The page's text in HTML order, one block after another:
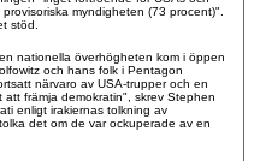
myndigheten (73 procent)".
stöd.
nationella överhögheten kom i öppen
och hans folk i Pentagon
närvaro av USA-trupper och en
främja demokratin", skrev Stephen
enligt irakiernas tolkning av
det om de var ockuperade av en